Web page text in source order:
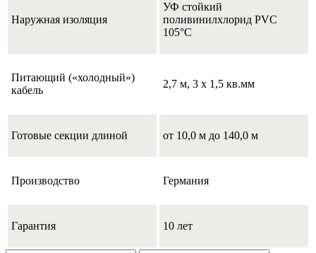
Наружная изоляция
УФ стойкий
поливинилхлорид PVC
105°C
Питающий («холодный»)
кабель
2,7 м, 3 х 1,5 кв.мм
Готовые секции длиной от 10,0 м до 140,0 м
Производство Германия
Гарантия 10 лет